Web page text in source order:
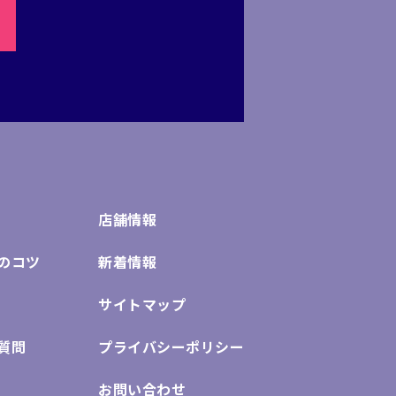
コツ
問
店舗情報
新着情報
サイトマップ
プライバシーポリシー
お問い合わせ